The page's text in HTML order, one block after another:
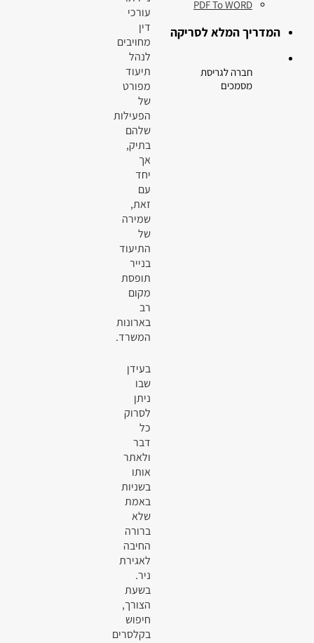
עורכי
דין
מחויבים
לנהל
תיעוד
מפורט
של
הפעילות
שלהם
בתיק,
אך
יחד
עם
זאת,
שמירה
של
התיעוד
בנייר
תופסת
מקום
רב
בארונות
המשרד.
בעידן
שבו
ניתן
לסרוק
כל
דבר
ולאתר
אותו
בשניות
באמת
שלא
ברורה
החיבה
לאגירת
ניר.
בשעת
הצורך,
חיפוש
בקלסרים
PDF To WORD
המדריך המלא לסריקה
חברה לגריסת
מסמכים